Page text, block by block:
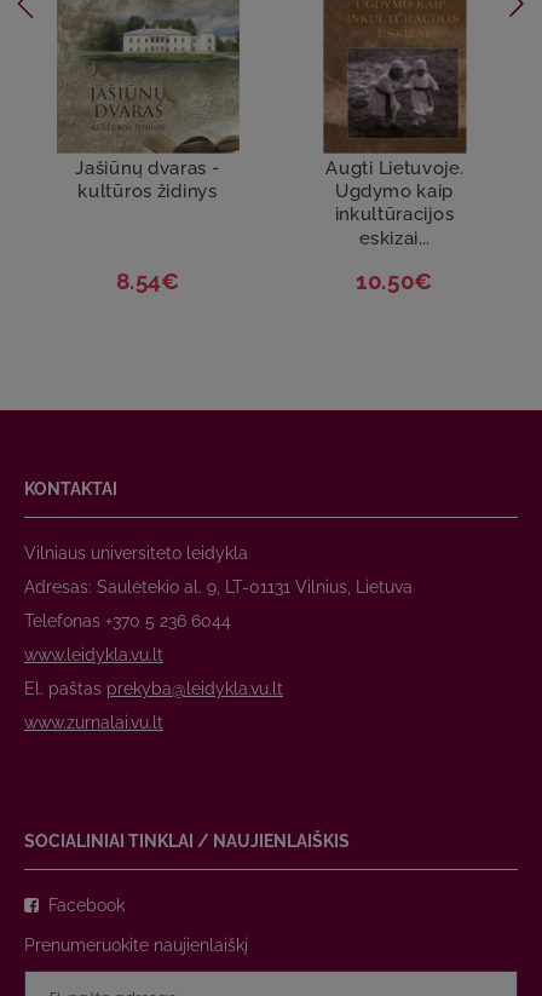
Jašiūnų dvaras -
kultūros židinys
8.54€
Augti Lietuvoje.
Ugdymo kaip
inkultūracijos
eskizai...
10.50€
KONTAKTAI
Vilniaus universiteto leidykla
Adresas: Saulėtekio al. 9, LT-01131 Vilnius, Lietuva
Telefonas +370 5 236 6044
www.leidykla.vu.lt
El. paštas prekyba@leidykla.vu.lt
www.zurnalai.vu.lt
SOCIALINIAI TINKLAI / NAUJIENLAIŠKIS
Facebook
Prenumeruokite naujienlaiškį